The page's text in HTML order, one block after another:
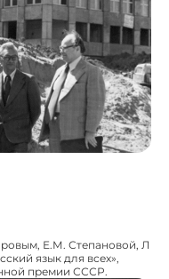
Е.М. Степановой, Л
язык для всех»,
премии СССР.